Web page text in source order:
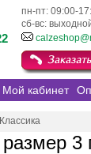
пн-пт: 09:00-
сб-вс:
Мой кабинет
Классика
размер